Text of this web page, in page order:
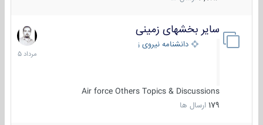
سایر بخشهای زمینی
دانشنامه نیروی زمینی
Air force Others Topics & Discussions
179 ارسال ها
9
مرداد
1405